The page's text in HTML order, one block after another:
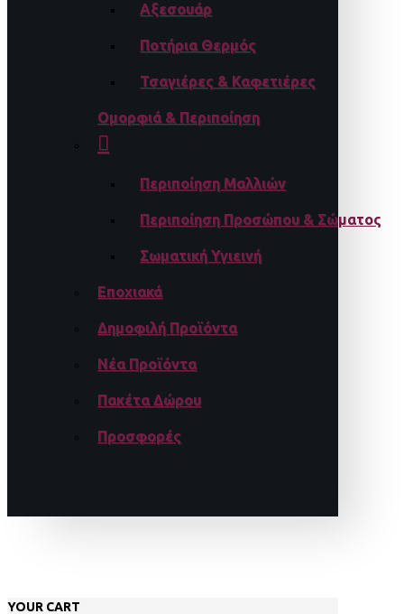
Αξεσουάρ
Ποτήρια Θερμός
Τσαγιέρες & Καφετιέρες
Ομορφιά & Περιποίηση
Περιποίηση Μαλλιών
Περιποίηση Προσώπου & Σώματος
Σωματική Υγιεινή
Εποχιακά
Δημοφιλή Προϊόντα
Νέα Προϊόντα
Πακέτα Δώρου
Προσφορές
YOUR CART